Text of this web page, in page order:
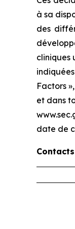
à sa
des
cliniques
Factors
et dans
date de
Contacts